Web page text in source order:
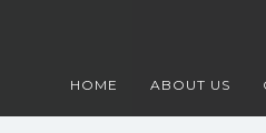
HOME ABOUT US